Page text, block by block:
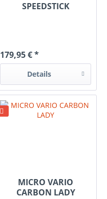
SPEEDSTICK
179,95 € *
Details
MICRO VARIO
CARBON LADY